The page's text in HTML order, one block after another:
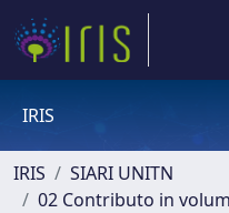
IRIS
IRIS
SIARI UNITN
02 Contributo in